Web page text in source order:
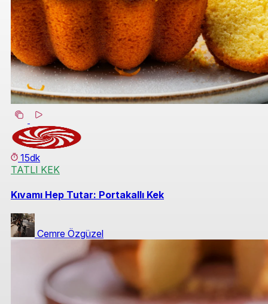
15dk
TATLI KEK
Kıvamı Hep Tutar: Portakallı Kek
Cemre Özgüzel